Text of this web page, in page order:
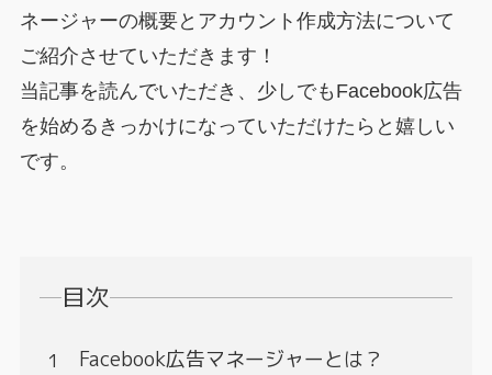
ネージャーの概要とアカウント作成方法について
ご紹介させていただきます！
当記事を読んでいただき、少しでもFacebook広告
を始めるきっかけになっていただけたらと嬉しい
です。
目次
Facebook広告マネージャーとは？